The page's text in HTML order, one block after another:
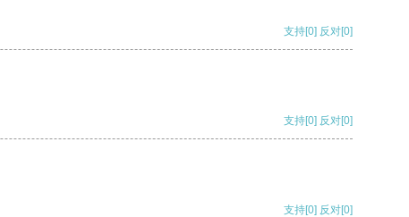
支持[0] 反对[0]
支持[0] 反对[0]
支持[0] 反对[0]